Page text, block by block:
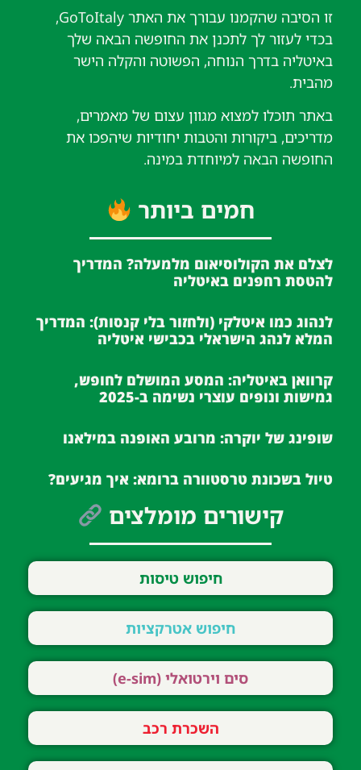
זו הסיבה שהקמנו עבורך את האתר GoToItaly,
בכדי לעזור לך לתכנן את החופשה הבאה שלך
באיטליה בדרך הנוחה, הפשוטה והקלה הישר
מהבית.
באתר תוכלו למצוא מגוון עצום של מאמרים,
מדריכים, ביקורות והטבות יחודיות שיהפכו את
החופשה הבאה למיוחדת במינה.
חמים ביותר
לצלם את הקולוסיאום מלמעלה? המדריך
להטסת רחפנים באיטליה
לנהוג כמו איטלקי (ולחזור בלי קנסות): המדריך
המלא לנהג הישראלי בכבישי איטליה
קרוואן באיטליה: המסע המושלם לחופש,
גמישות ונופים עוצרי נשימה ב-2025
שופינג של יוקרה: מרובע האופנה במילאנו
טיול בשכונת טרסטוורה ברומא: איך מגיעים?
קישורים מומלצים
חיפוש טיסות
חיפוש אטרקציות
סים וירטואלי (e-sim)
השכרת רכב